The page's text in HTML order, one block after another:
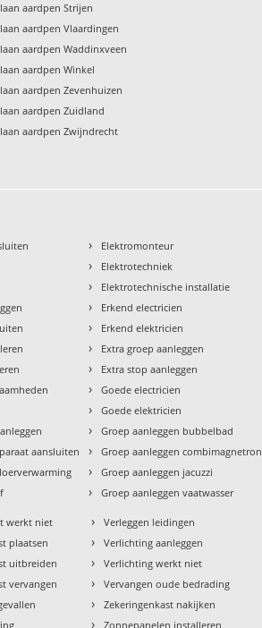
aardpen Strijen
aardpen Vlaardingen
aardpen Waddinxveen
aardpen Winkel
aardpen Zevenhuizen
aardpen Zuidland
aardpen Zwijndrecht
aansluiten
› Elektromonteur
› Elektrotechniek
› Elektrotechnische installatie
› Erkend electricien
› Erkend elektricien
› Extra groep aanleggen
› Extra stop aanleggen
› Goede electricien
› Goede elektricien
› Groep aanleggen bubbelbad
› Groep aanleggen combimagnetron
› Groep aanleggen jacuzzi
› Groep aanleggen vaatwasser
werkt niet
plaatsen
uitbreiden
vervangen
› Verleggen leidingen
› Verlichting aanleggen
› Verlichting werkt niet
› Vervangen oude bedrading
› Zekeringenkast nakijken
› Zonnepanelen installeren